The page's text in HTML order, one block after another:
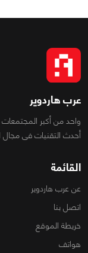
عرب هاردوير
واحد من أكبر
أحدث التقنيات فى مجال
القائمة
عن عرب هاردوير
اتصل بنا
خريطة الموقع
هواتف